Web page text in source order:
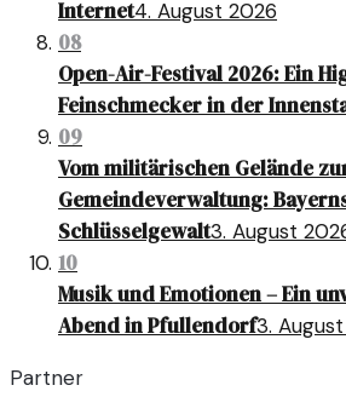
Internet4. August 2026
08
Open-Air-Festival 2026: Ein
Feinschmecker in der
09
Vom militärischen Gelände
Gemeindeverwaltung:
Schlüsselgewalt3. August
10
Musik und Emotionen – Ein
Abend in Pfullendorf3.
Partner